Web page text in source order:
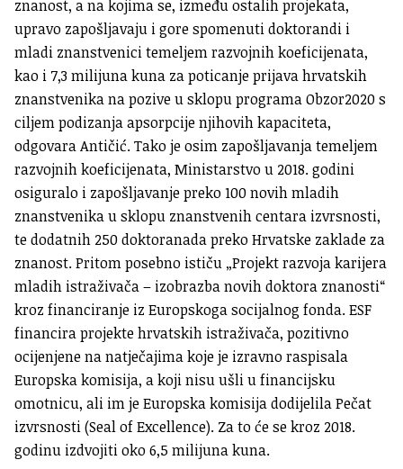
znanost, a na kojima se, između ostalih projekata,
upravo zapošljavaju i gore spomenuti doktorandi i
mladi znanstvenici temeljem razvojnih koeficijenata,
kao i 7,3 milijuna kuna za poticanje prijava hrvatskih
znanstvenika na pozive u sklopu programa Obzor2020 s
ciljem podizanja apsorpcije njihovih kapaciteta,
odgovara Antičić. Tako je osim zapošljavanja temeljem
razvojnih koeficijenata, Ministarstvo u 2018. godini
osiguralo i zapošljavanje preko 100 novih mladih
znanstvenika u sklopu znanstvenih centara izvrsnosti,
te dodatnih 250 doktoranada preko Hrvatske zaklade za
znanost. Pritom posebno ističu „Projekt razvoja karijera
mladih istraživača – izobrazba novih doktora znanosti“
kroz financiranje iz Europskoga socijalnog fonda. ESF
financira projekte hrvatskih istraživača, pozitivno
ocijenjene na natječajima koje je izravno raspisala
Europska komisija, a koji nisu ušli u financijsku
omotnicu, ali im je Europska komisija dodijelila Pečat
izvrsnosti (Seal of Excellence). Za to će se kroz 2018.
godinu izdvojiti oko 6,5 milijuna kuna.